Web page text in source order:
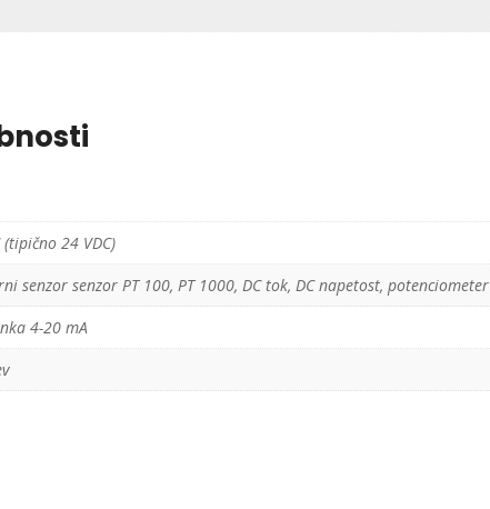
(tipično 24 VDC)
senzor senzor PT 100, PT 1000, DC tok, DC napetost, potenciometer
4-20 mA